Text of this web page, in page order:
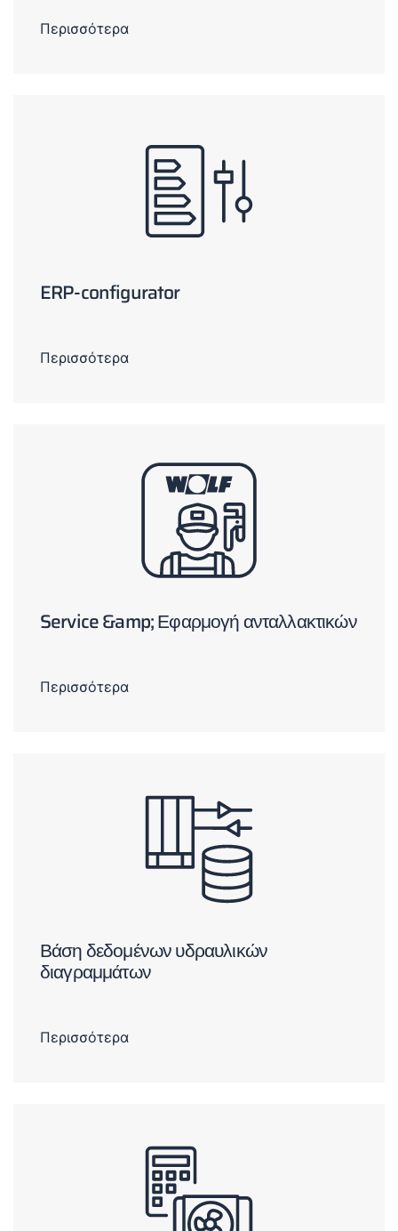
Περισσότερα
ERP-configurator
Περισσότερα
Service &amp; Εφαρμογή ανταλλακτικών
Περισσότερα
Βάση δεδομένων υδραυλικών
διαγραμμάτων
Περισσότερα